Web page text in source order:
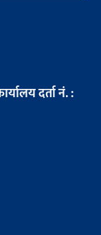
दर्ता नं. :